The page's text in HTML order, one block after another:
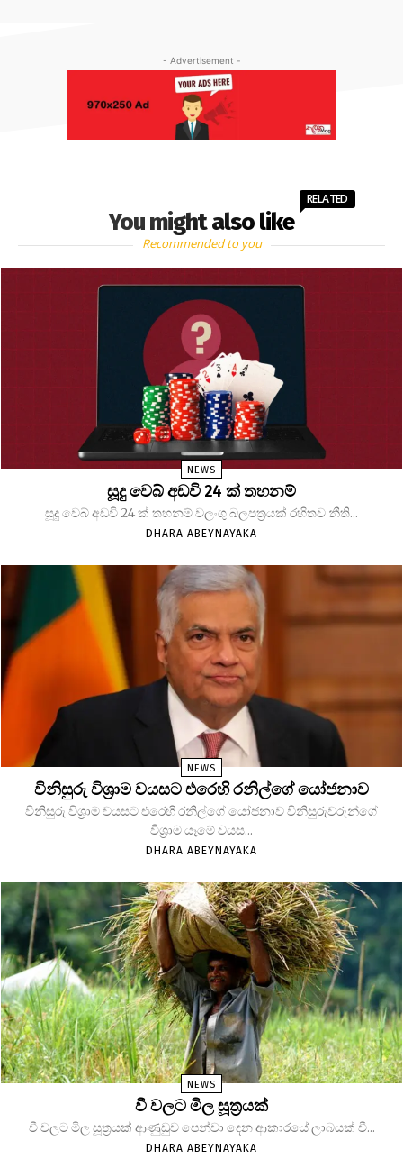
- Advertisement -
You might also like
RELATED
Recommended to you
NEWS
සූදු වෙබ් අඩවි 24 ක් තහනම්
සූදු වෙබ් අඩවි 24 ක් තහනම් වලංගු බලපත්‍රයක් රහිතව නීති...
DHARA ABEYNAYAKA
NEWS
විනිසුරු විශ්‍රාම වයසට එරෙහි රනිල්ගේ යෝජනාව
විනිසුරු විශ්‍රාම වයසට එරෙහි රනිල්ගේ යෝජනාව විනිසුරුවරුන්ගේ
විශ්‍රාම යෑමේ වයස...
DHARA ABEYNAYAKA
NEWS
වී වලට මිල සූත්‍රයක්
වී වලට මිල සූත්‍රයක් ආණුඩුව පෙන්වා දෙන ආකාරයේ ලාබයක් වී...
DHARA ABEYNAYAKA